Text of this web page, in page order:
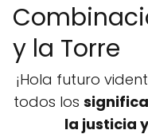
y la Torre
¡Hola futuro
todos los
la justicia